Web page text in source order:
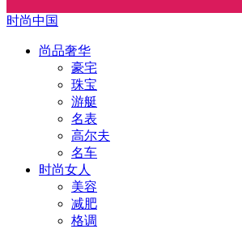
时尚中国
尚品奢华
豪宅
珠宝
游艇
名表
高尔夫
名车
时尚女人
美容
减肥
格调